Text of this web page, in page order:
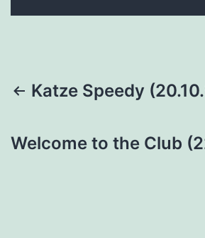
Katze Speedy
Welcome to the Club